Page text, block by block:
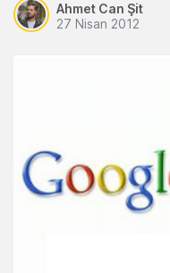
Ahmet Can Şit
27 Nisan 2012